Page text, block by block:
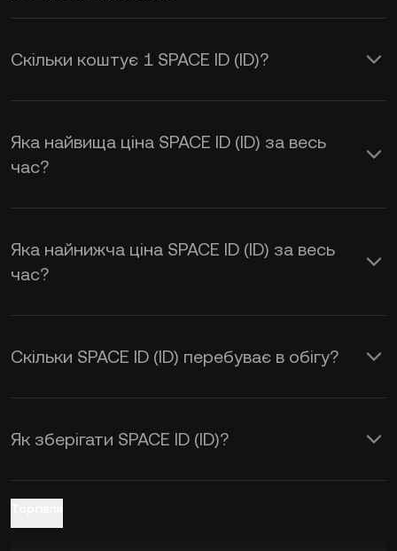
Скільки коштує 1 SPACE ID (ID)?
KuCoin надає оновлення цін в USD у
режимі реального часу для SPACE ID
(ID). На ціну SPACE ID впливають
KuCoin, щоб отримати курс обміну
ID
to USD
Яка найвища ціна SPACE ID (ID) за весь
час?
Яка найнижча ціна SPACE ID (ID) за весь
час?
Скільки SPACE ID (ID) перебуває в обігу?
Як зберігати SPACE ID (ID)?